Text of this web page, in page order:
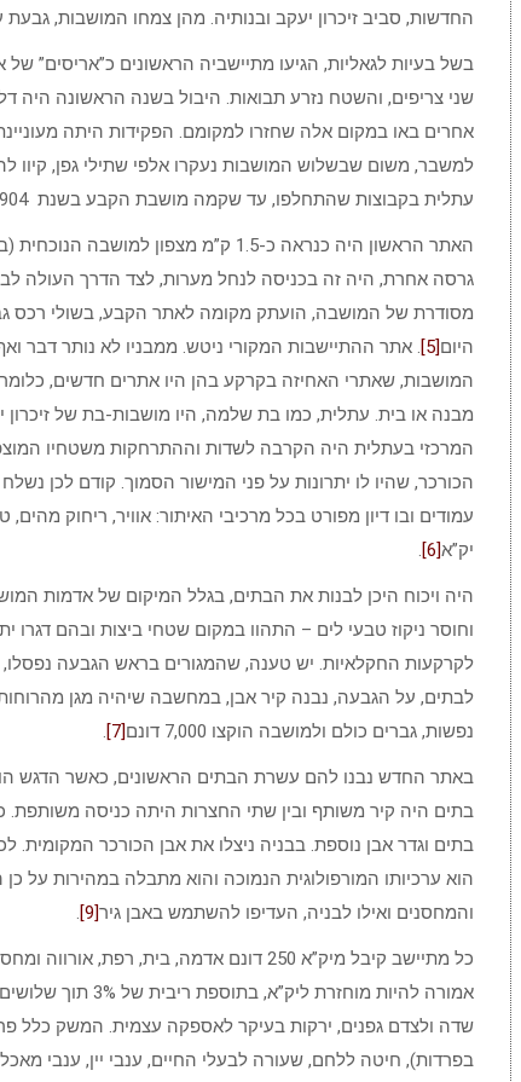
החדשות, סביב זיכרון יעקב ובנותיה. מהן צמחו המושבות, גבעת
בשל בעיות לגאליות, הגיעו מתיישביה הראשונים כ”אריסים”
שני צריפים, והשטח נזרע תבואות. היבול בשנה הראשונה היה
אחרים באו במקום אלה שחזרו למקומם. הפקידות היתה
למשבר, משום שבשלוש המושבות נעקרו אלפי שתילי גפן, קיוו
עתלית בקבוצות שהתחלפו, עד שקמה מושבת הקבע בשנת 1904.
האתר הראשון היה כנראה כ-1.5 ק”מ
מסודרת של המושבה, הועתק מקומה לאתר הקבע, בשולי רכס
היום[5]
. אתר ההתיישבות המקורי ניטש. ממבניו לא נותר דבר
המושבות, שאתרי האחיזה בקרקע בהן היו אתרים חדשים,
מבנה או בית. עתלית, כמו בת שלמה, היו מושבות-בת של זיכרון
המרכזי בעתלית היה הקרבה לשדות וההתרחקות משטחיו
הכורכר, שהיו לו יתרונות על פני המישור הסמוך. קודם לכן
עמודים ובו דיון מפורט בכל מרכיבי האיתור: אוויר, ריחוק
יק”א[6]
.
היה ויכוח היכן לבנות את הבתים, בגלל המיקום של אדמות
וחוסר ניקוז טבעי לים – התהוו במקום שטחי ביצות ובהם
לקרקעות החקלאיות. יש טענה, שהמגורים בראש הגבעה נפסלו,
נפשות, גברים כולם ולמושבה הוקצו 7,000 דונם
[7]
.
באתר החדש נבנו להם עשרת הבתים הראשונים, כאשר הדגש
בתים היה קיר משותף ובין שתי החצרות היתה כניסה משותפת.
בתים וגדר אבן נוספת. בבניה ניצלו את אבן הכורכר המקומית.
הוא ערכיותו המורפולוגית הנמוכה והוא מתבלה במהירות על
והמחסנים ואילו לבניה, העדיפו להשתמש באבן גיר[9]
.
כל מתיישב קיבל מיק”א 250 דונם אדמה, בית,
אמורה להיות
שדה ולצדם גפנים, ירקות בעיקר לאספקה עצמית. המשק כלל
בפרדות), חיטה ללחם, שעורה לבעלי החיים, ענבי יין, ענבי